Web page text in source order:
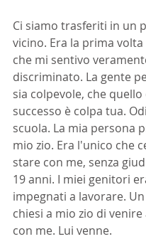
Ci siamo trasferiti in un
vicino. Era la prima
che mi sentivo
discriminato. La gente
sia colpevole, che quello
successo è colpa tua.
scuola. La mia persona
mio zio. Era l'unico che
stare con me, senza
19 anni. I miei genitori
impegnati a lavorare.
chiesi a mio zio di venire
con me. Lui venne.